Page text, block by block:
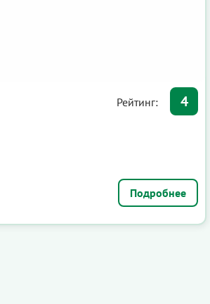
Рейтинг: 4
Подробнее